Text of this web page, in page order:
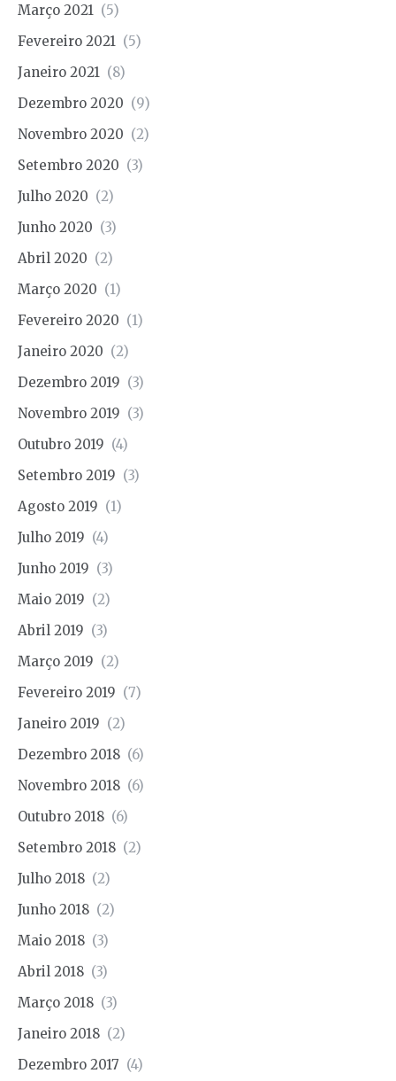
Março 2021 (5)
Fevereiro 2021 (5)
Janeiro 2021 (8)
Dezembro 2020 (9)
Novembro 2020 (2)
Setembro 2020 (3)
Julho 2020 (2)
Junho 2020 (3)
Abril 2020 (2)
Março 2020 (1)
Fevereiro 2020 (1)
Janeiro 2020 (2)
Dezembro 2019 (3)
Novembro 2019 (3)
Outubro 2019 (4)
Setembro 2019 (3)
Agosto 2019 (1)
Julho 2019 (4)
Junho 2019 (3)
Maio 2019 (2)
Abril 2019 (3)
Março 2019 (2)
Fevereiro 2019 (7)
Janeiro 2019 (2)
Dezembro 2018 (6)
Novembro 2018 (6)
Outubro 2018 (6)
Setembro 2018 (2)
Julho 2018 (2)
Junho 2018 (2)
Maio 2018 (3)
Abril 2018 (3)
Março 2018 (3)
Janeiro 2018 (2)
Dezembro 2017 (4)